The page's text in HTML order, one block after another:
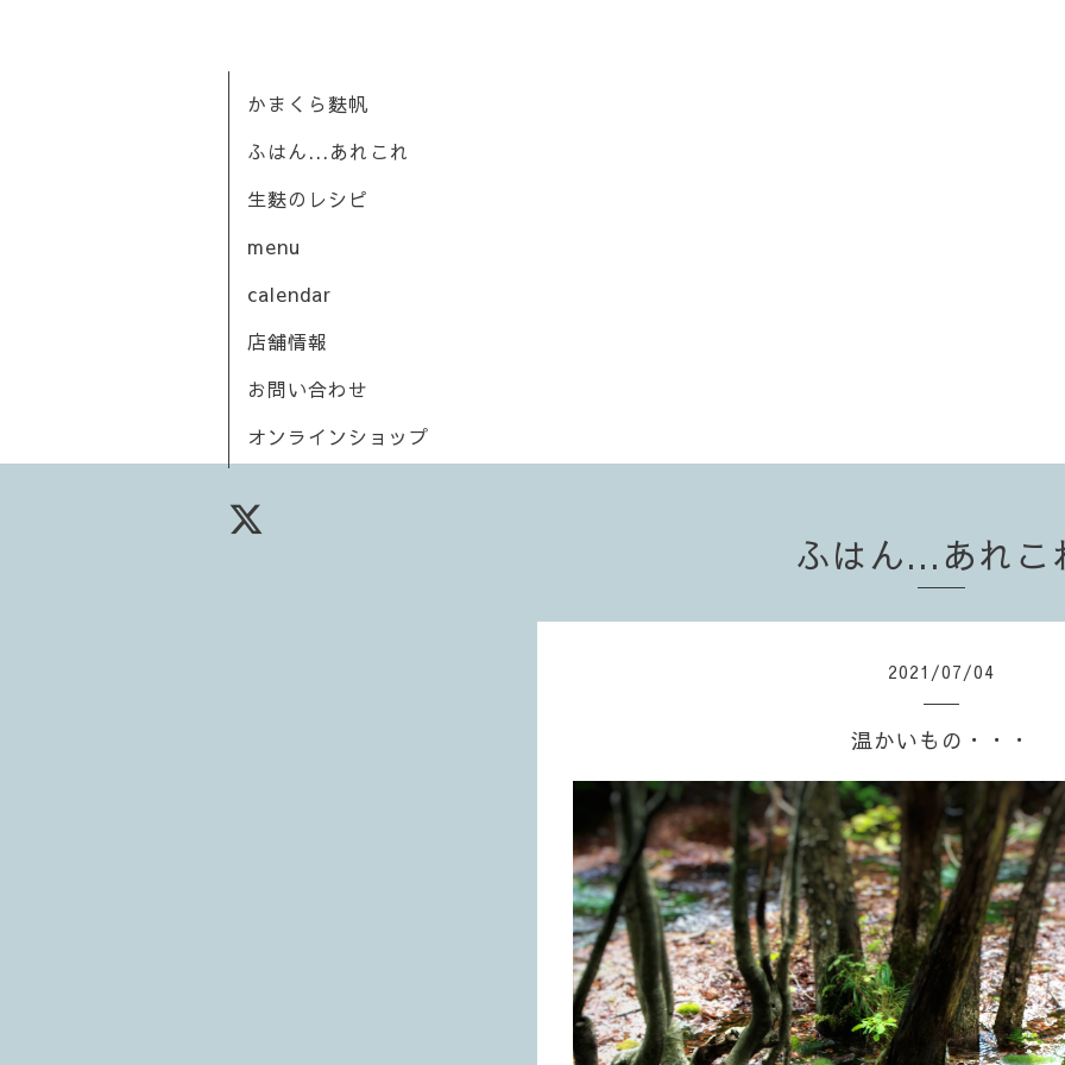
かまくら麩帆
ふはん...あれこれ
生麩のレシピ
menu
calendar
店舗情報
お問い合わせ
オンラインショップ
ふはん...あれこ
2021 /07/04
温かいもの・・・